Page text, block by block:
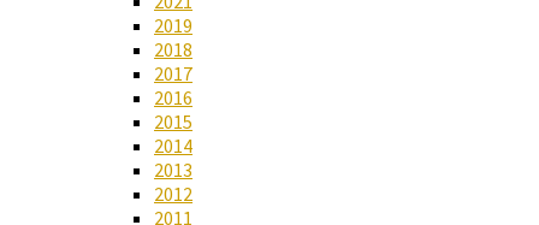
2019
2018
2017
2016
2015
2014
2013
2012
2011